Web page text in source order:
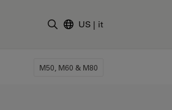
US | it
M50, M60 & M80